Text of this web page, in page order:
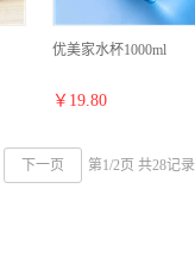
优美家水杯1000ml
￥ 19.80
下一页 第1/2页 共28记录